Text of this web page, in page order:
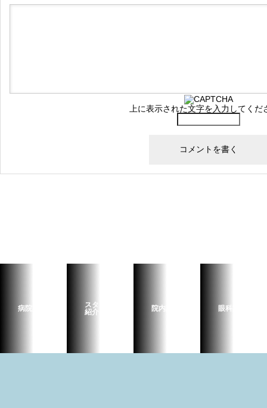
上に表示された文字を入力してくだ
病院案内
スタッフ
紹介
院内設備 眼科診療